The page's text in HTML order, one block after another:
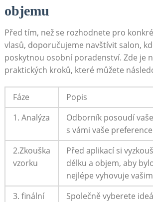
objemu
Před tím, než se rozhodnete pro
vlasů, doporučujeme navštívit salon,
poskytnou osobní poradenství. Zde je
praktických kroků, které můžete
Fáze
Popis
1. Analýza
Odborník posoudí
s vámi vaše
2.Zkouška
vzorku
Před aplikací si
délku a objem, aby
nejlépe vyhovuje
3. finální
Společně vyberete